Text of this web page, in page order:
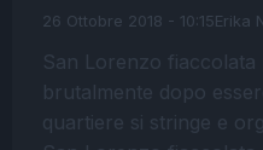
26 Ottobre 2018 - 10:15Erika
San Lorenzo fiaccolata
brutalmente dopo
quartiere si stringe e